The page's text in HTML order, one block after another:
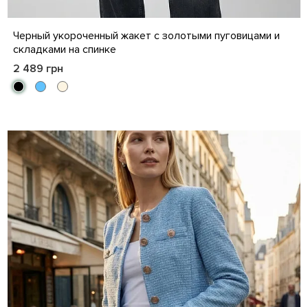
S M L XL
Черный укороченный жакет с золотыми пуговицами и
складками на спинке
2 489 грн